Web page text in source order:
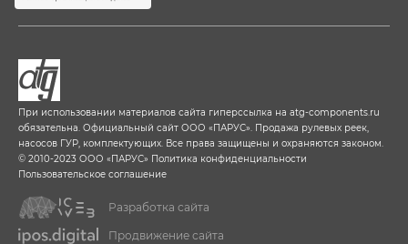
При использовании материалов сайта гиперссылка на atg-components.ru
обязательна. Официальный сайт ООО «ПАРУС». Продажа рулевых реек,
насосов ГУР, комплектующих. Все права защищены и охраняются законом.
© 2010-2023 ООО «ПАРУС» Политика конфиденциальности
Пользовательское соглашение
Разработка сайта
Продвижение сайта